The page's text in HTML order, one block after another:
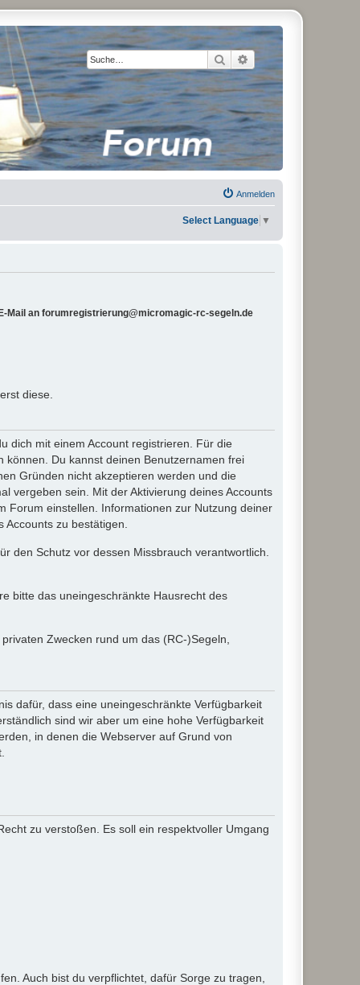
Suche Erweiterte Suche
Anmelden
Select Language ▼
Mail an forumregistrierung@micromagic-rc-segeln.de
diese.
dich mit einem Account registrieren. Für die
können. Du kannst deinen Benutzernamen frei
Gründen nicht akzeptieren werden und die
vergeben sein. Mit der Aktivierung deines Accounts
Forum einstellen. Informationen zur Nutzung deiner
zu bestätigen.
den Schutz vor dessen Missbrauch verantwortlich.
bitte das uneingeschränkte Hausrecht des
Zwecken rund um das (RC-)Segeln,
dafür, dass eine uneingeschränkte Verfügbarkeit
sind wir aber um eine hohe Verfügbarkeit
in denen die Webserver auf Grund von
zu verstoßen. Es soll ein respektvoller Umgang
Auch bist du verpflichtet, dafür Sorge zu tragen,